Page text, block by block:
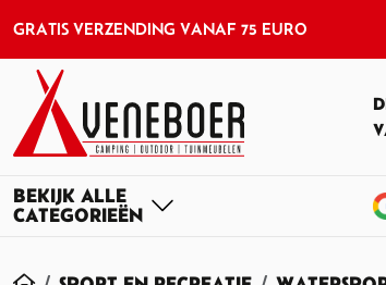
GRATIS VERZENDING VANAF 75 EURO